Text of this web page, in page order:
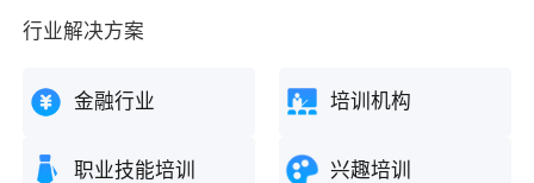
行业解决方案
金融行业 培训机构
职业技能培训 兴趣培训